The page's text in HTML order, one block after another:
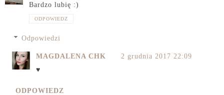
Bardzo lubię :)
ODPOWIEDZ
Odpowiedzi
MAGDALENA CHK
2 grudnia 2017 22:09
♥
ODPOWIEDZ